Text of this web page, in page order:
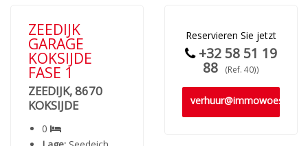
ZEEDIJK
GARAGE
KOKSIJDE
FASE 1
ZEEDIJK, 8670
KOKSIJDE
0
Reservieren Sie jetzt
+32 58 51 19
88 (Ref. 40))